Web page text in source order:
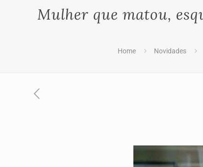
Mulher que matou,
Home Novidades